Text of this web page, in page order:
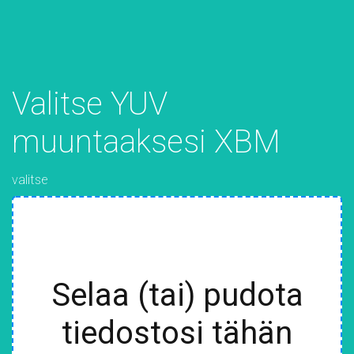
Valitse YUV
muuntaaksesi XBM
valitse
Selaa (tai) pudota
tiedostosi tähän